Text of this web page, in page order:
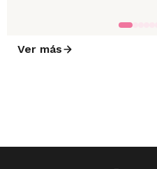
Ver más